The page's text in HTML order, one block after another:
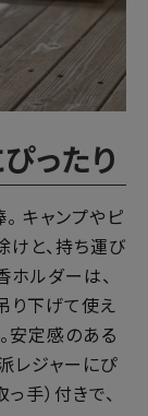
ったり
キャンプやピ
けと、持ち運び
ルダーは、
り下げて使え
安定感のある
レジャーにぴ
手）付きで、